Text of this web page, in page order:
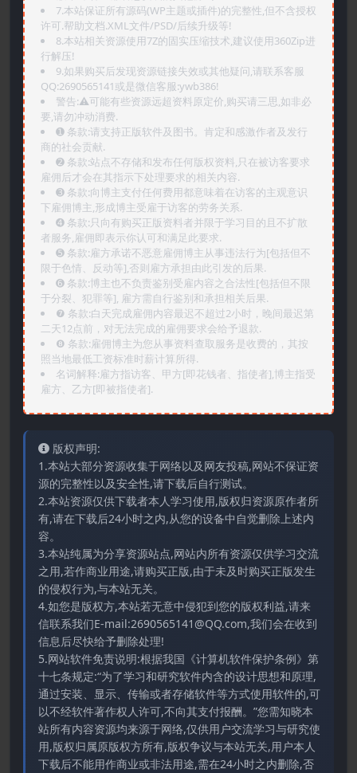
7.本站保证所有源码(WP主题或插件)的完整性,但不含授权
许可.帮助文档.XML文件/PSD/后续升级等!
8.本站相关资源使用7Z的固实压缩技术,建议使用360Zip进
行解压!
9.如果购买后发现资源链接失效或其他疑问,请联系客服
QQ:2690565141或是微信客服:ywb386!
警告:⚠️可能有些资源远超资料原定价,购买请三思,如非必
要,请勿冲动消费.
➊️ 条款:请支持正版软件及图书。肯定和感激作者及发行
商的社会贡献.
➋️ 条款:站点不存储和发布任何版权资料,只在被访客要求
雇佣后才会在其指示下处理要求的相关内容.
➌️ 条款:向博主支付任何费用都意味着在访客的主观意识
下雇佣博主,形成博主受雇于访客的劳务关系.
➍️ 条款:只向有购买正版资料者并限于学习目的且不扩散
者服务,雇佣即表示你认可和满足此要求.
➎ 条款:雇方承诺不恶意雇佣博主从事违法行为[包括但不
限于色情、反动等],否则雇方承担由此引发的后果.
➏️ 条款:博主也不负责鉴别受雇内容之合法性[包括但不限
于分裂、犯罪等], 雇方需自行鉴别和承担相关后果.
❼ 条款:白天完成雇佣内容最迟不超过2小时，晚间最迟第
二天12点前，对无法完成的雇佣要求会给予退款.
❽ 条款:雇佣博主为您从事资料查取服务是收费的，其按
照当地最低工资标准时薪计算所得.
名词解释:雇方指访客、甲方[即花钱者、指使者],博主指受
雇方、乙方[即被指使者].
版权声明:
1.本站大部分资源收集于网络以及网友投稿,网站不保证资
源的完整性以及安全性,请下载后自行测试。
2.本站资源仅供下载者本人学习使用,版权归资源原作者所
有,请在下载后24小时之内,从您的设备中自觉删除上述内
容。
3.本站纯属为分享资源站点,网站内所有资源仅供学习交流
之用,若作商业用途,请购买正版,由于未及时购买正版发生
的侵权行为,与本站无关。
4.如您是版权方,本站若无意中侵犯到您的版权利益,请来
信联系我们E-mail:2690565141@QQ.com,我们会在收到
信息后尽快给予删除处理!
5.网站软件免责说明:根据我国《计算机软件保护条例》第
十七条规定:“为了学习和研究软件内含的设计思想和原理,
通过安装、显示、传输或者存储软件等方式使用软件的,可
以不经软件著作权人许可,不向其支付报酬。”您需知晓本
站所有内容资源均来源于网络,仅供用户交流学习与研究使
用,版权归属原版权方所有,版权争议与本站无关,用户本人
下载后不能用作商业或非法用途,需在24小时之内删除,否